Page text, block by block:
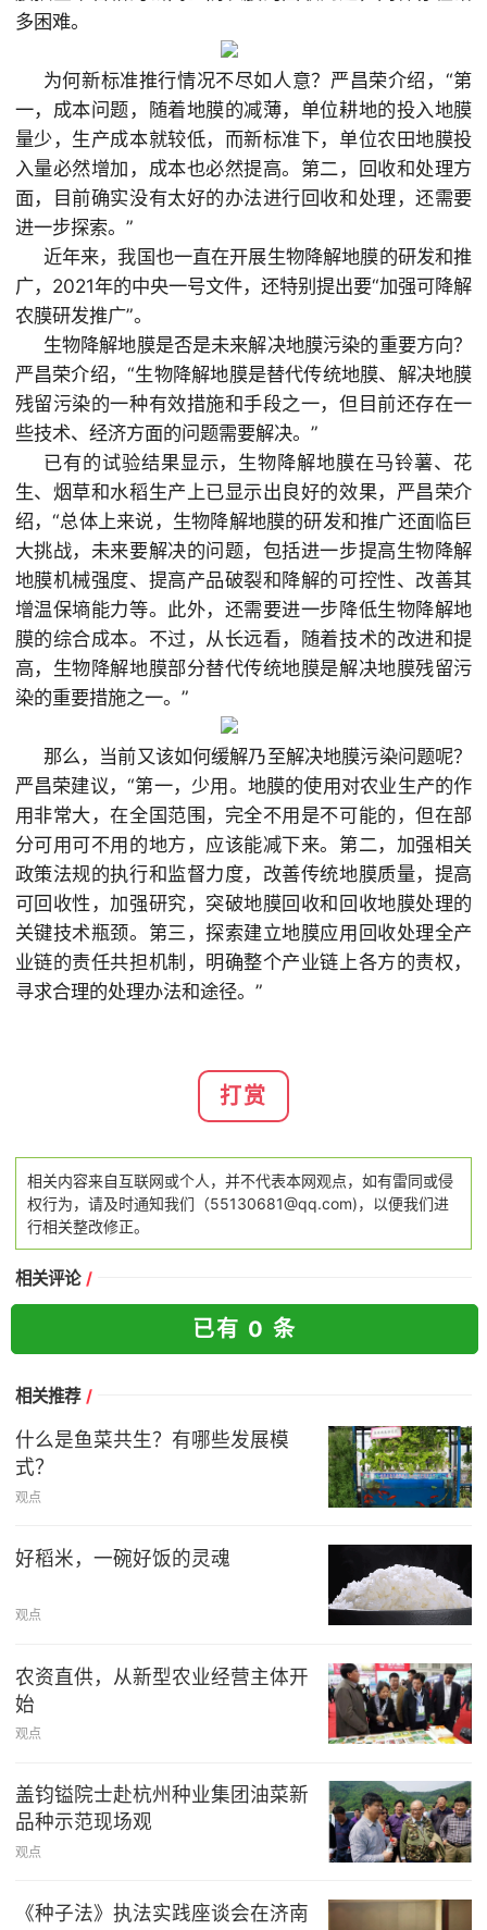
多困难。
为何新标准推行情况不尽如人意？严昌荣介绍，“第
一，成本问题，随着地膜的减薄，单位耕地的投入地膜
量少，生产成本就较低，而新标准下，单位农田地膜投
入量必然增加，成本也必然提高。第二，回收和处理方
面，目前确实没有太好的办法进行回收和处理，还需要
进一步探索。”
近年来，我国也一直在开展生物降解地膜的研发和推
广，2021年的中央一号文件，还特别提出要“加强可降解
农膜研发推广”。
生物降解地膜是否是未来解决地膜污染的重要方向？
严昌荣介绍，“生物降解地膜是替代传统地膜、解决地膜
残留污染的一种有效措施和手段之一，但目前还存在一
些技术、经济方面的问题需要解决。”
已有的试验结果显示，生物降解地膜在马铃薯、花
生、烟草和水稻生产上已显示出良好的效果，严昌荣介
绍，“总体上来说，生物降解地膜的研发和推广还面临巨
大挑战，未来要解决的问题，包括进一步提高生物降解
地膜机械强度、提高产品破裂和降解的可控性、改善其
增温保墒能力等。此外，还需要进一步降低生物降解地
膜的综合成本。不过，从长远看，随着技术的改进和提
高，生物降解地膜部分替代传统地膜是解决地膜残留污
染的重要措施之一。”
那么，当前又该如何缓解乃至解决地膜污染问题呢？
严昌荣建议，“第一，少用。地膜的使用对农业生产的作
用非常大，在全国范围，完全不用是不可能的，但在部
分可用可不用的地方，应该能减下来。第二，加强相关
政策法规的执行和监督力度，改善传统地膜质量，提高
可回收性，加强研究，突破地膜回收和回收地膜处理的
关键技术瓶颈。第三，探索建立地膜应用回收处理全产
业链的责任共担机制，明确整个产业链上各方的责权，
寻求合理的处理办法和途径。”
打赏
相关内容来自互联网或个人，并不代表本网观点，如有雷同或侵
权行为，请及时通知我们（55130681@qq.com)，以便我们进
行相关整改修正。
相关评论 /
已有 0 条
相关推荐 /
什么是鱼菜共生？有哪些发展模
式？
观点
好稻米，一碗好饭的灵魂
观点
农资直供，从新型农业经营主体开
始
观点
盖钧镒院士赴杭州种业集团油菜新
品种示范现场观
观点
《种子法》执法实践座谈会在济南